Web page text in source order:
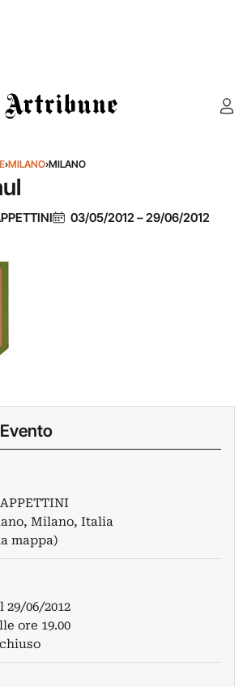
Artribune
›MILANO›MILANO
03/05/2012–29/06/2012
Milano, Italia
mappa)
29/06/2012
ore 19.00